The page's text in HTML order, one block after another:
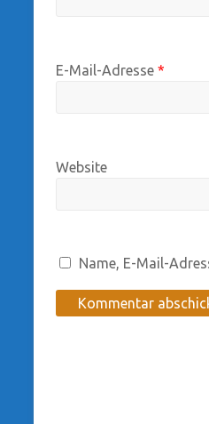
E-Mail-Adresse *
Website
Name, E-Mail-